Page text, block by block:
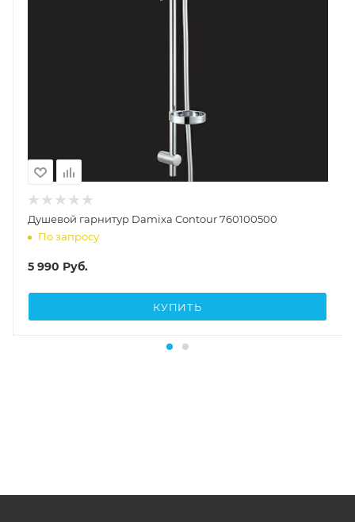
Душевой гарнитур Damixa Contour 760100500
По запросу
5 990 Руб.
КУПИТЬ